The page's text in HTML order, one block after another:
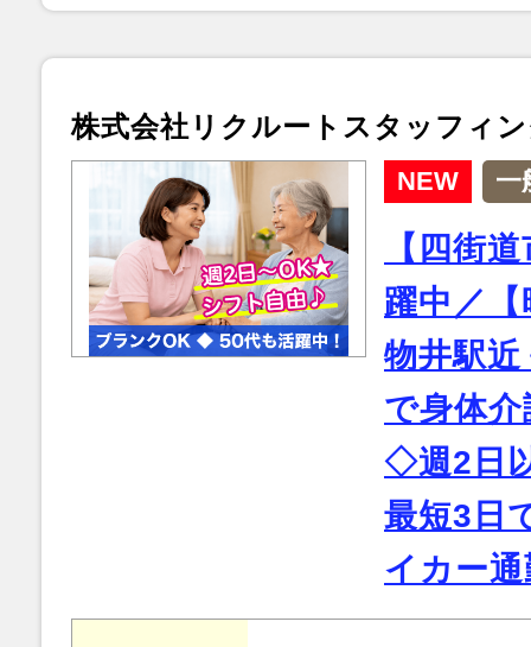
株式会社リクルートスタッフィ
NEW 一
【四街
躍中／
物井駅
で身体
◇週2日
最短3日
イカー